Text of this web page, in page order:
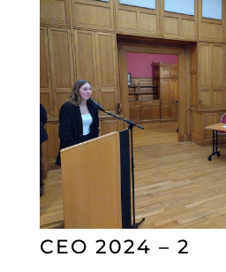
CEO 2024 – 2